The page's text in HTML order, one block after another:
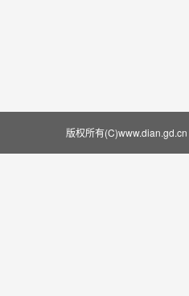
版权所有(C)www.dian.gd.cn